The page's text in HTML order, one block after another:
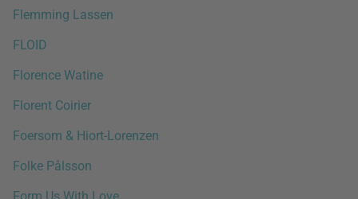
Flemming Lassen
FLOID
Florence Watine
Florent Coirier
Foersom & Hiort-Lorenzen
Folke Pålsson